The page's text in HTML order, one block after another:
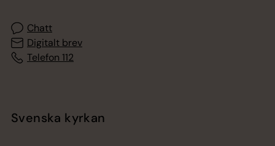
Chatt
Digitalt brev
Telefon 112
Svenska kyrkan